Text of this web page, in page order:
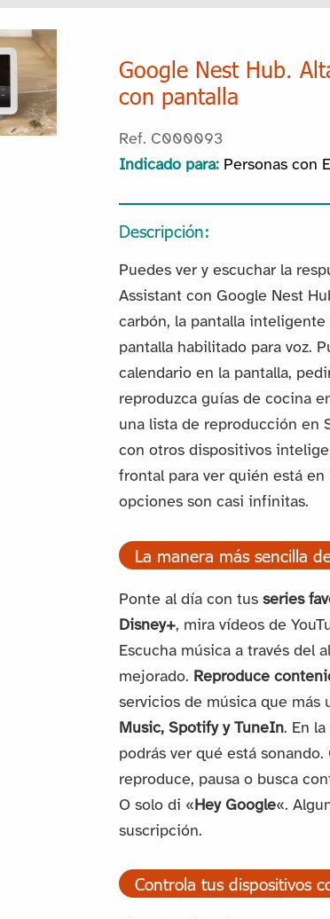
Google Nest Hub.
con pantalla
Ref. C000093
Indicado para: Personas con
Descripción:
Puedes ver y escuchar la
Assistant con Google Nest
carbón, la pantalla
pantalla habilitado para voz.
calendario en la pantalla,
reproduzca guías de cocina
una lista de reproducción en
con otros dispositivos
frontal para ver quién está
opciones son casi infinitas.
La manera más sencilla
Ponte al día con tus series
Disney+, mira vídeos de
Escucha música a través del
mejorado. Reproduce
servicios de música que más
Music, Spotify y TuneIn. En
podrás ver qué está
reproduce, pausa o busca
O solo di « Hey Google«.
suscripción.
Controla tus dispositivos